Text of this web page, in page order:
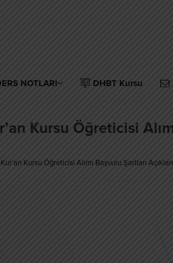
NOTLARI DHBT Kursu
Kursu Öğreticisi
Kursu Öğreticisi Alımı Başvuru Şartları